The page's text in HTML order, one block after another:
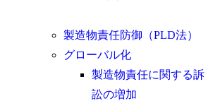
製造物責任防御（PLD法）
グローバル化
製造物責任に関する訴
訟の増加